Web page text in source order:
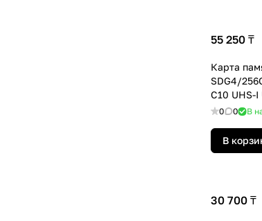
55 250 ₸
Карта
SDG4/
C10 UHS-I
0 0 В
В
30 700 ₸